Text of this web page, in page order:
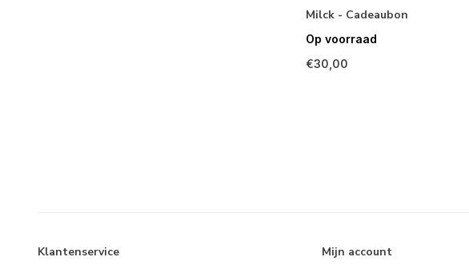
Milck - Cadeaubon
Op voorraad
€30,00
Klantenservice Mijn account